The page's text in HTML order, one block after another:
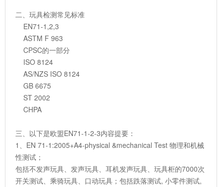
二、玩具检测常见标准
EN71-1,2,3
ASTM F 963
CPSC的一部分
ISO 8124
AS/NZS ISO 8124
GB 6675
ST 2002
CHPA
三、以下是欧盟EN71-1-2-3内容提要：
1、EN 71-1:2005+A4-physical &mechanical Test 物理和机械
性测试；
包括不发声玩具、发声玩具、耳机发声玩具、玩具柜的7000次
开关测试、乘骑玩具、口动玩具；包括跌落测试, 小零件测试,